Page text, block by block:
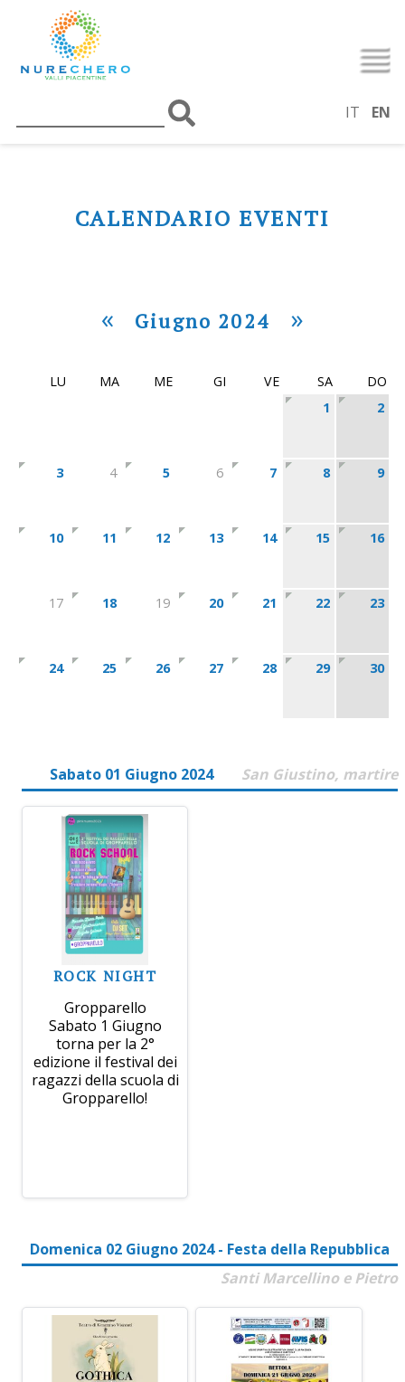
IT EN
CALENDARIO EVENTI
« Giugno 2024 »
LU MA ME GI VE SA
DO
1
2
3 4 5 6 7 8 9
10 11 12 13 14 15 16
17 18 19 20 21 22 23
24 25 26 27 28 29 30
Sabato 01 Giugno 2024 San Giustino, martire
ROCK NIGHT
Gropparello
Sabato 1 Giugno
torna per la 2°
edizione il festival dei
ragazzi della scuola di
Gropparello!
Domenica 02 Giugno 2024 - Festa della Repubblica
Santi Marcellino e Pietro